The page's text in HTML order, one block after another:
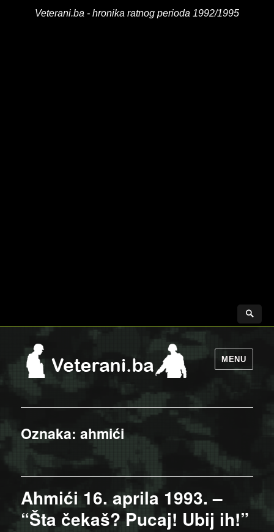
Veterani.ba - hronika ratnog perioda 1992/1995
MENU
Oznaka:ahmići
Ahmići 16. aprila 1993. –
“Šta čekaš? Pucaj! Ubij ih!”